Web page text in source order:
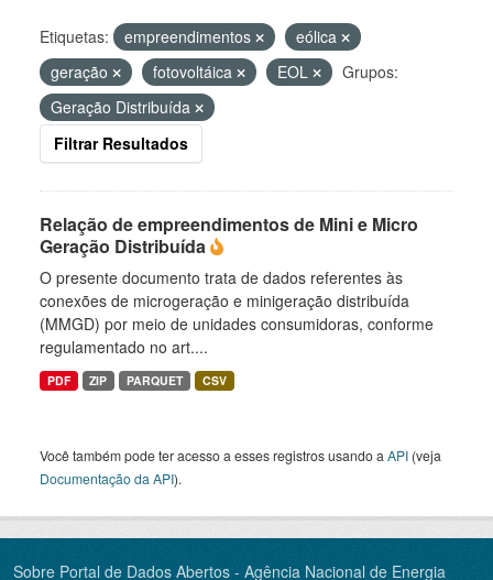
Etiquetas: empreendimentos
eólica
geração
fotovoltáica EOL
Grupos:
Geração Distribuída
Filtrar Resultados
Relação de empreendimentos de Mini e Micro
Geração Distribuída
O presente documento trata de dados referentes às
conexões de microgeração e minigeração distribuída
(MMGD) por meio de unidades consumidoras, conforme
regulamentado no art....
PDF ZIP PARQUET CSV
Você também pode ter acesso a esses registros usando a API (veja
Documentação da API).
Sobre Portal de Dados Abertos - Agência Nacional de Energia